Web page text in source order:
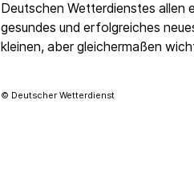
Deutschen Wetterdienstes allen
gesundes und erfolgreiches
kleinen, aber gleichermaßen
© Deutscher Wetterdienst